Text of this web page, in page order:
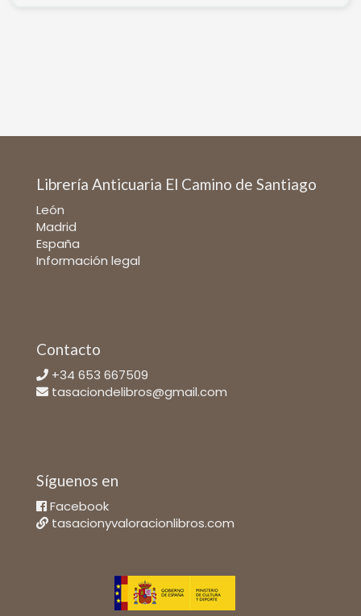
Librería Anticuaria El Camino de Santiago
León
Madrid
España
Información legal
Contacto
+34 653 667509
tasaciondelibros@gmail.com
Síguenos en
Facebook
tasacionyvaloracionlibros.com